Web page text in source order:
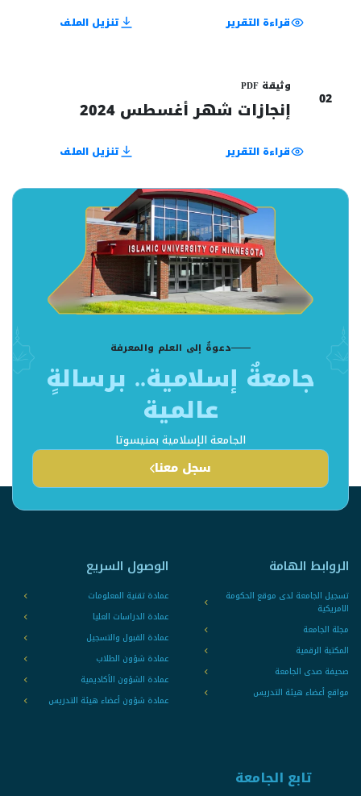
قراءة التقرير تنزيل الملف
02
وثيقة PDF
إنجازات شهر أغسطس 2024
قراءة التقرير تنزيل الملف
دعوةٌ إلى العلم والمعرفة
جامعةٌ إسلامية.. برسالةٍ
عالمية
الجامعة الإسلامية بمنيسوتا
سجل معنا
الروابط الهامة
تسجيل الجامعة لدى موقع الحكومة
الامريكية
مجلة الجامعة
المكتبة الرقمية
صحيفة صدى الجامعة
مواقع أعضاء هيئة التدريس
الوصول السريع
عمادة تقنية المعلومات
عمادة الدراسات العليا
عمادة القبول والتسجيل
عمادة شؤون الطلاب
عمادة الشؤون الأكاديمية
عمادة شؤون أعضاء هيئة التدريس
تابع الجامعة